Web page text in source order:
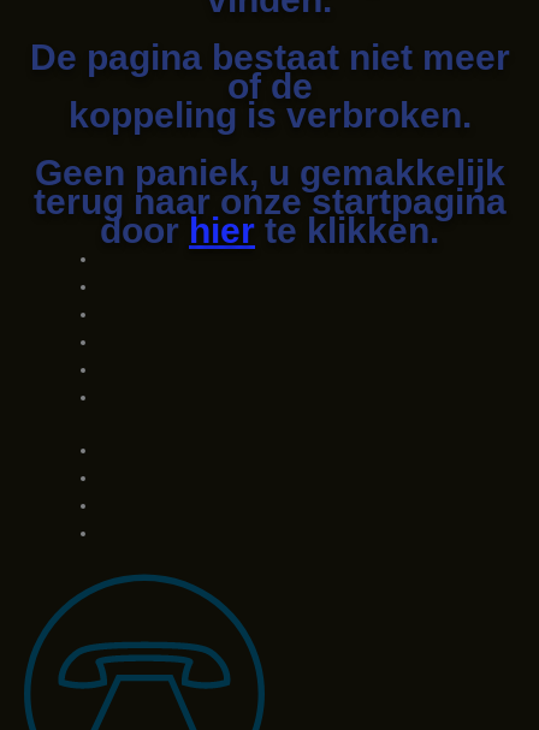
De pagina bestaat niet meer
of de
koppeling is verbroken.
Geen paniek, u gemakkelijk
terug naar onze startpagina
door hier te klikken.